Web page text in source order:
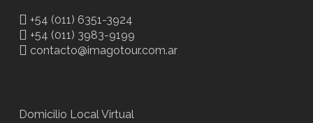
+54 (011) 6351-3924
+54 (011) 3983-9199
contacto@imagotour.com.ar
Domicilio Local Virtual